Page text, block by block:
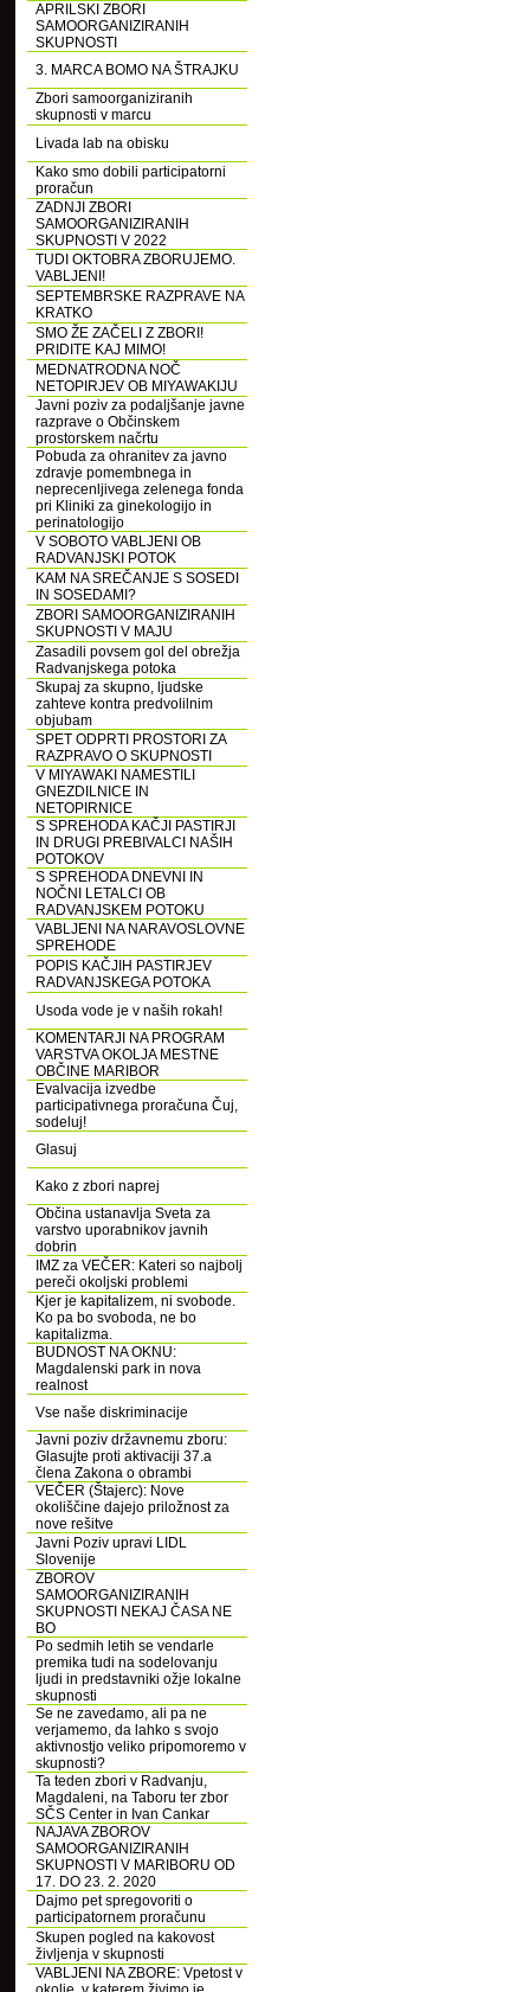
APRILSKI ZBORI
SAMOORGANIZIRANIH
SKUPNOSTI
3. MARCA BOMO NA ŠTRAJKU
Zbori samoorganiziranih
skupnosti v marcu
Livada lab na obisku
Kako smo dobili participatorni
proračun
ZADNJI ZBORI
SAMOORGANIZIRANIH
SKUPNOSTI V 2022
TUDI OKTOBRA ZBORUJEMO.
VABLJENI!
SEPTEMBRSKE RAZPRAVE NA
KRATKO
SMO ŽE ZAČELI Z ZBORI!
PRIDITE KAJ MIMO!
MEDNATRODNA NOČ
NETOPIRJEV OB MIYAWAKIJU
Javni poziv za podaljšanje javne
razprave o Občinskem
prostorskem načrtu
Pobuda za ohranitev za javno
zdravje pomembnega in
neprecenljivega zelenega fonda
pri Kliniki za ginekologijo in
perinatologijo
V SOBOTO VABLJENI OB
RADVANJSKI POTOK
KAM NA SREČANJE S SOSEDI
IN SOSEDAMI?
ZBORI SAMOORGANIZIRANIH
SKUPNOSTI V MAJU
Zasadili povsem gol del obrežja
Radvanjskega potoka
Skupaj za skupno, ljudske
zahteve kontra predvolilnim
objubam
SPET ODPRTI PROSTORI ZA
RAZPRAVO O SKUPNOSTI
V MIYAWAKI NAMESTILI
GNEZDILNICE IN
NETOPIRNICE
S SPREHODA KAČJI PASTIRJI
IN DRUGI PREBIVALCI NAŠIH
POTOKOV
S SPREHODA DNEVNI IN
NOČNI LETALCI OB
RADVANJSKEM POTOKU
VABLJENI NA NARAVOSLOVNE
SPREHODE
POPIS KAČJIH PASTIRJEV
RADVANJSKEGA POTOKA
Usoda vode je v naših rokah!
KOMENTARJI NA PROGRAM
VARSTVA OKOLJA MESTNE
OBČINE MARIBOR
Evalvacija izvedbe
participativnega proračuna Čuj,
sodeluj!
Glasuj
Kako z zbori naprej
Občina ustanavlja Sveta za
varstvo uporabnikov javnih
dobrin
IMZ za VEČER: Kateri so najbolj
pereči okoljski problemi
Kjer je kapitalizem, ni svobode.
Ko pa bo svoboda, ne bo
kapitalizma.
BUDNOST NA OKNU:
Magdalenski park in nova
realnost
Vse naše diskriminacije
Javni poziv državnemu zboru:
Glasujte proti aktivaciji 37.a
člena Zakona o obrambi
VEČER (Štajerc): Nove
okoliščine dajejo priložnost za
nove rešitve
Javni Poziv upravi LIDL
Slovenije
ZBOROV
SAMOORGANIZIRANIH
SKUPNOSTI NEKAJ ČASA NE
BO
Po sedmih letih se vendarle
premika tudi na sodelovanju
ljudi in predstavniki ožje lokalne
skupnosti
Se ne zavedamo, ali pa ne
verjamemo, da lahko s svojo
aktivnostjo veliko pripomoremo v
skupnosti?
Ta teden zbori v Radvanju,
Magdaleni, na Taboru ter zbor
SČS Center in Ivan Cankar
NAJAVA ZBOROV
SAMOORGANIZIRANIH
SKUPNOSTI V MARIBORU OD
17. DO 23. 2. 2020
Dajmo pet spregovoriti o
participatornem proračunu
Skupen pogled na kakovost
življenja v skupnosti
VABLJENI NA ZBORE: Vpetost v